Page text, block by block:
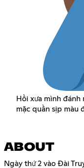
Hồi xưa mình đánh
mặc quần sịp màu
ABOUT
Ngày thứ 2 vào Đài